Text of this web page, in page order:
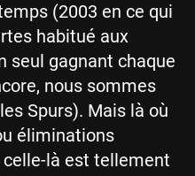
(2003 en ce qui
habitué aux
seul gagnant chaque
nous sommes
Spurs). Mais là où
éliminations
là est tellement